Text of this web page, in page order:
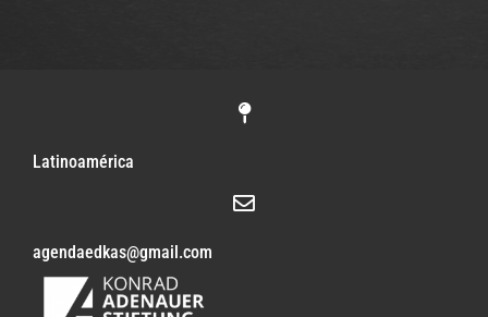
Latinoamérica
agendaedkas@gmail.com